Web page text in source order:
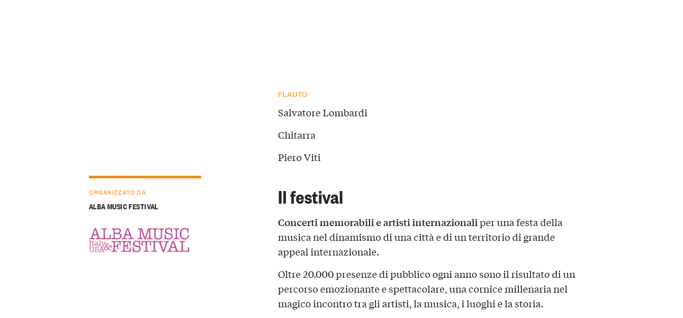
FLAUTO
Salvatore Lombardi
Chitarra
Piero Viti
Il festival
Concerti memorabili e artisti internazionaliper una festa della
musica nel dinamismo di una città e di un territorio di grande
appeal internazionale.
Oltre 20.000 presenze di pubblico ogni anno sono il risultato di un
percorso emozionante e spettacolare, una cornice millenaria nel
magico incontro tra gli artisti, la musica, i luoghi e la storia.
ORGANIZZATO DA
ALBA MUSIC FESTIVAL